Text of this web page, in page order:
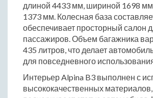
длиной 4433 мм, шириной 1698
1373 мм. Колесная база
обеспечивает просторный салон
пассажиров. Объем багажника
435 литров, что делает
для повседневного
Интерьер Alpina B3 выполнен с
высококачественных материалов,